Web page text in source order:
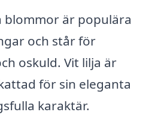
blommor är populära
och står för
oskuld. Vit lilja är
för sin eleganta
karaktär.